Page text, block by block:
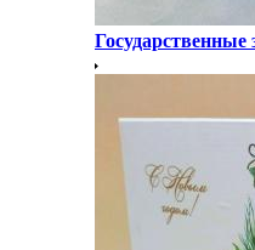
Государственные